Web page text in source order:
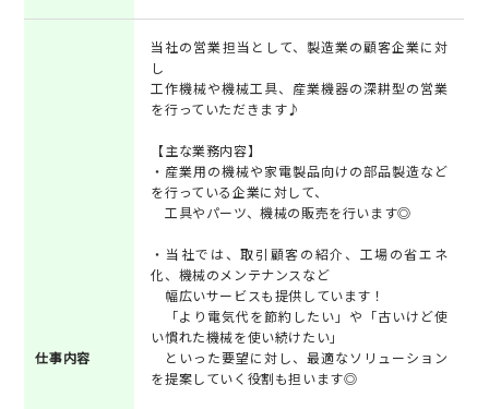
仕事内容
当社の営業担当として、製造業の顧客企業に対
し
工作機械や機械工具、産業機器の深耕型の営業
を行っていただきます♪
【主な業務内容】
・産業用の機械や家電製品向けの部品製造など
を行っている企業に対して、
工具やパーツ、機械の販売を行います◎
・当社では、取引顧客の紹介、工場の省エネ
化、機械のメンテナンスなど
幅広いサービスも提供しています！
「より電気代を節約したい」や「古いけど使
い慣れた機械を使い続けたい」
といった要望に対し、最適なソリューション
を提案していく役割も担います◎